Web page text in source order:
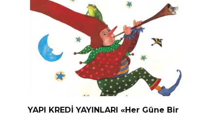
YAPI KREDİ YAYINLARI «Her Güne Bir